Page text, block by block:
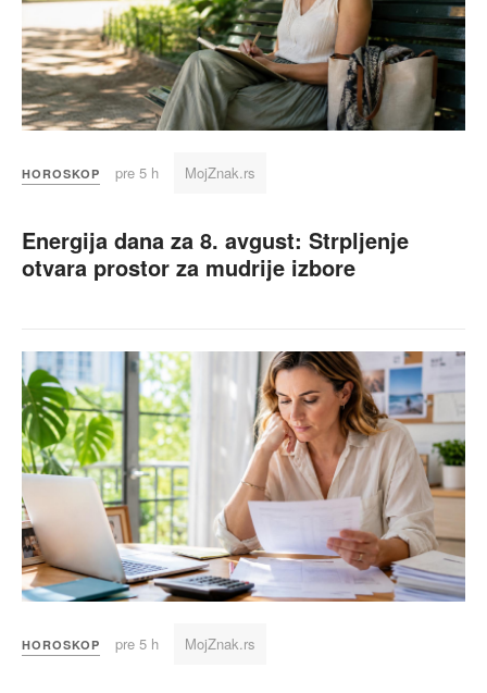
HOROSKOP pre 5 h MojZnak.rs
Energija dana za 8. avgust: Strpljenje
otvara prostor za mudrije izbore
HOROSKOP pre 5 h MojZnak.rs